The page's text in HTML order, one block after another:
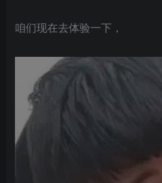
咱们现在去体验一下，